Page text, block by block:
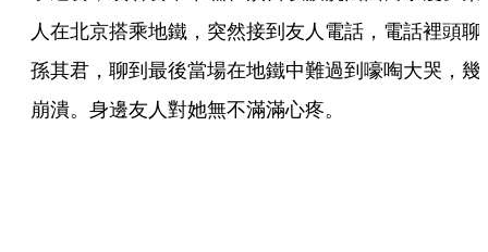
人在北京搭乘地鐵，突然接到友人電話，電話裡頭聊
孫其君，聊到最後當場在地鐵中難過到嚎啕大哭，幾
崩潰。身邊友人對她無不滿滿心疼。